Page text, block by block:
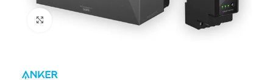
Click to enlarge